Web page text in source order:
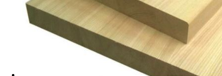
Обратный звонок
Каталог товаров